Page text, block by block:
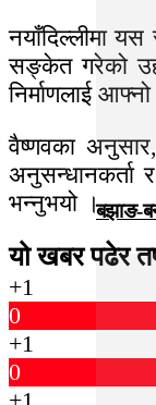
बझाङ-
नयाँदिल्लीमा
सङ्केत गरेको
निर्माणलाई
वैष्णवका
अनुसन्धानकर्ता
भन्नुभयो ।
यो खबर पढेर
+1
0
+1
0